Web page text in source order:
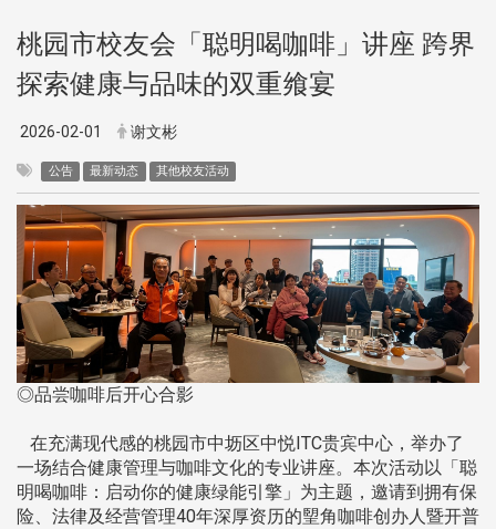
桃园市校友会「聪明喝咖啡」讲座 跨界
探索健康与品味的双重飨宴
2026-02-01 谢文彬
公告 最新动态 其他校友活动
◎品尝咖啡后开心合影
在充满现代感的桃园市中坜区中悦ITC贵宾中心，举办了
一场结合健康管理与咖啡文化的专业讲座。本次活动以「聪
明喝咖啡：启动你的健康绿能引擎」为主题，邀请到拥有保
险、法律及经营管理40年深厚资历的朢角咖啡创办人暨开普